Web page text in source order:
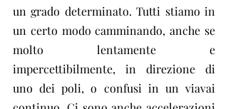
un grado determinato. Tutti stiamo in
un certo modo camminando, anche se
molto lentamente e
impercettibilmente, in direzione di
uno dei poli, o confusi in un viavai